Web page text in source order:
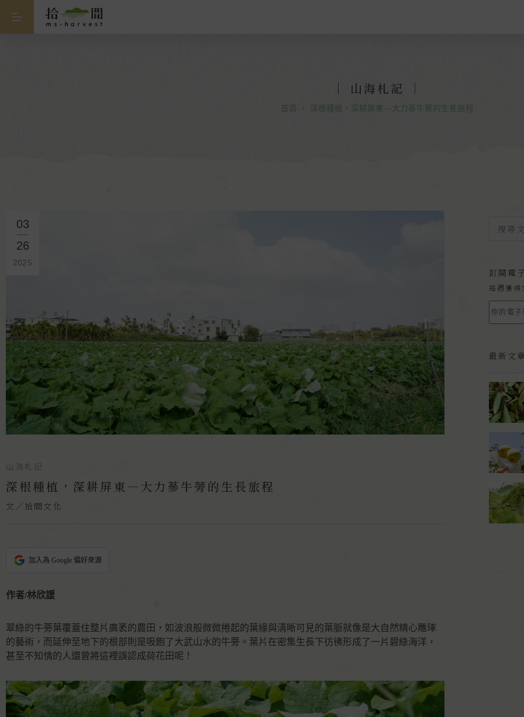
｜ 山海札記 ｜
首頁 ・ 深根種植，深耕屏東—大力蔘牛蒡的生長旅程
03
26
2025
山海札記
深根種植，深耕屏東—大力蔘牛蒡的生長旅程
文／拾間文化
加入為 Google 偏好來源
作者/林欣諼
翠綠的牛蒡葉覆蓋住整片廣袤的農田，如波浪般微微捲起的葉緣與清晰可見的葉脈就像是大自然精心雕琢
的藝術，而延伸至地下的根部則是吸飽了大武山水的牛蒡。葉片在密集生長下彷彿形成了一片碧綠海洋，
甚至不知情的人還曾將這裡誤認成荷花田呢！
訂閱電
每週獲得
最新文